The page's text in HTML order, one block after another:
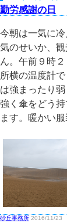
勤労感謝の日
今朝は一気に
気のせいか、
ん。午前９時
所横の温度計
は強まったり
強く傘をどう
ます。暖かい
砂丘事務所 2016/11/23